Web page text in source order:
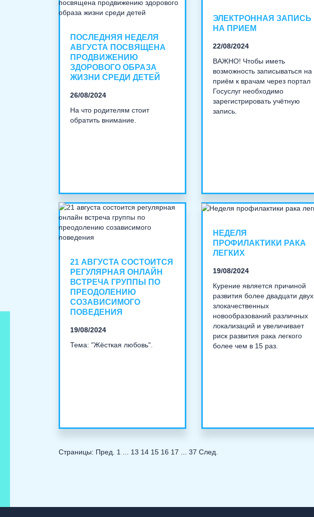
ПОСЛЕДНЯЯ НЕДЕЛЯ
АВГУСТА ПОСВЯЩЕНА
ПРОДВИЖЕНИЮ
ЗДОРОВОГО ОБРАЗА
ЖИЗНИ СРЕДИ ДЕТЕЙ
26/08/2024
На что родителям стоит
обратить внимание.
ЭЛЕКТРОННАЯ ЗАПИСЬ
НА ПРИЕМ
22/08/2024
ВАЖНО! Чтобы иметь
возможность записываться на
приём к врачам через портал
Госуслуг необходимо
зарегистрировать учётную
запись.
21 АВГУСТА СОСТОИТСЯ
РЕГУЛЯРНАЯ ОНЛАЙН
ВСТРЕЧА ГРУППЫ ПО
ПРЕОДОЛЕНИЮ
СОЗАВИСИМОГО
ПОВЕДЕНИЯ
19/08/2024
Тема: "Жёсткая любовь".
НЕДЕЛЯ
ПРОФИЛАКТИКИ РАКА
ЛЕГКИХ
19/08/2024
Курение является причиной
развития более двадцати двух
злокачественных
новообразований различных
локализаций и увеличивает
риск развития рака легкого
более чем в 15 раз.
Страницы: Пред. 1 ... 13 14 15 16 17 ... 37 След.